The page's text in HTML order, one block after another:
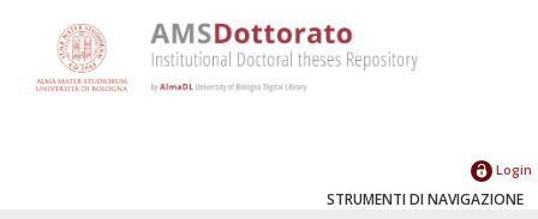
Login
STRUMENTI DI NAVIGAZIONE